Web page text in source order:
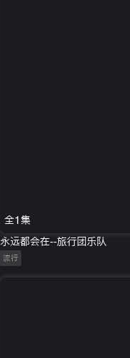
全1集
永远都会在--旅行团乐队
流行